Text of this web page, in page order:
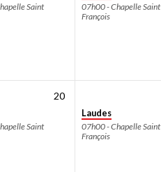
Saint
07h00 - Chapelle Saint
François
20
Saint
Laudes
07h00 - Chapelle Saint
François